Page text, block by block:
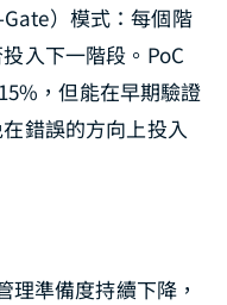
）模式：每個階
入下一階段。PoC
，但能在早期驗證
錯誤的方向上投入
理準備度持續下降，